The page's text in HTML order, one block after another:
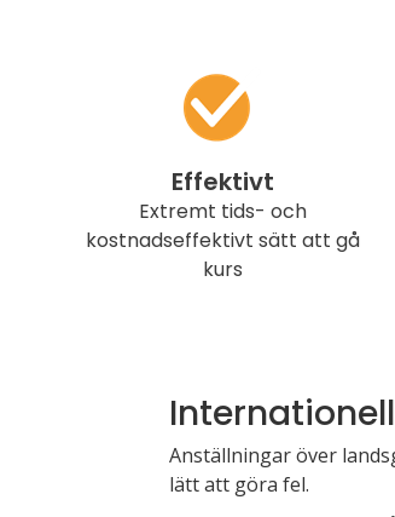
Effektivt
Extremt tids- och
kostnadseffektivt sätt att gå
kurs
Anställningar över
lätt att göra fel.